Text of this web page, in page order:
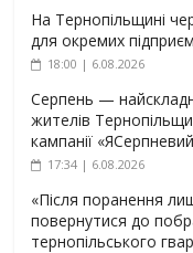
На Тернопільщині
для окремих
18:00 | 6.08.2026
Серпень —
жителів
кампанії
17:34 | 6.08.2026
«Після поранення
повернутися до
тернопільського